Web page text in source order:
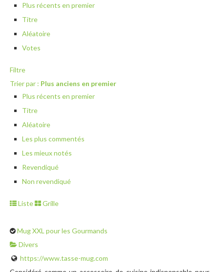
Plus récents en premier
Titre
Aléatoire
Votes
Filtre
Trier par : Plus anciens en premier
Plus récents en premier
Titre
Aléatoire
Les plus commentés
Les mieux notés
Revendiqué
Non revendiqué
Liste Grille
Mug XXL pour les Gourmands
Divers
https://www.tasse-mug.com